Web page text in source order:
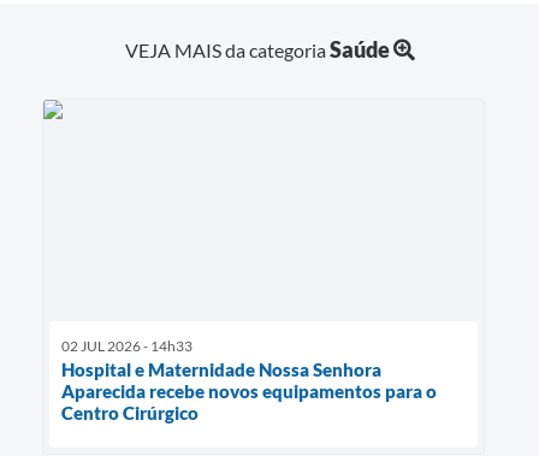
VEJA MAIS da categoriaSaúde
02 JUL 2026 - 14h33
Hospital e Maternidade Nossa Senhora
Aparecida recebe novos equipamentos para o
Centro Cirúrgico